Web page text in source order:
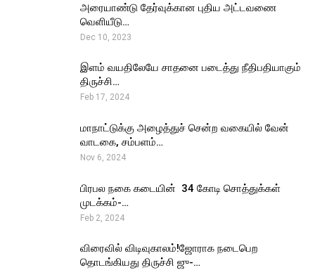
அரையாண்டு தேர்வுக்கான புதிய அட்டவணை
வெளியீடு…
Dec 10, 2023
இளம் வயதிலேயே சாதனை படைத்து நீதிபதியாகும்
திருச்சி…
Feb 17, 2024
மாநாட்டுக்கு அழைத்துச் சென்ற வகையில் வேன்
வாடகை, சம்பளம்…
Nov 6, 2024
பிரபல நகை கடையின் ₹ 34 கோடி சொத்துக்கள்
முடக்கம்-…
Feb 2, 2024
விரைவில் விடிவுகாலம்!ஜோராக நடைபெற
தொடங்கியது திருச்சி ஜு-…